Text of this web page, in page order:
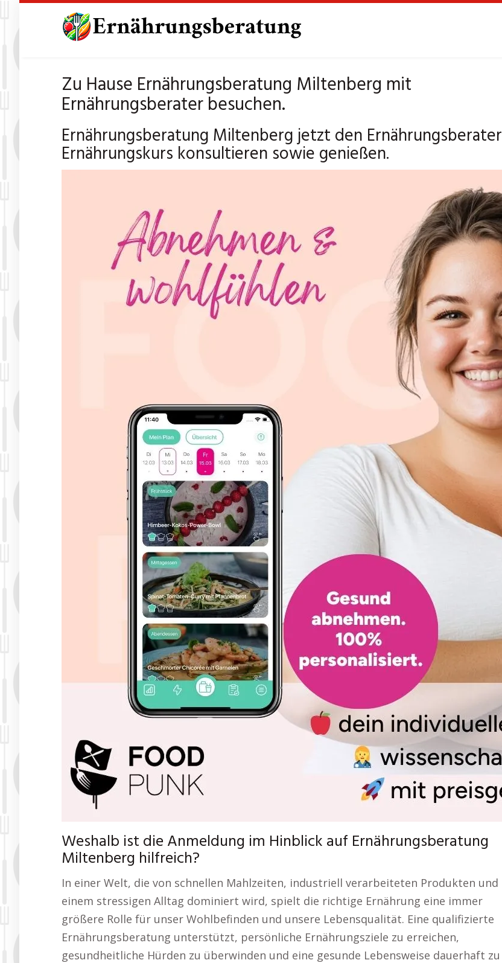
Zu Hause Ernährungsberatung Miltenberg mit
Ernährungsberater besuchen.
Ernährungsberatung Miltenberg jetzt den Ernährungsberater
Ernährungskurs konsultieren sowie genießen.
Weshalb ist die Anmeldung im Hinblick auf Ernährungsberatung
Miltenberg hilfreich?
In einer Welt, die von schnellen Mahlzeiten, industriell verarbeiteten Produkten und
einem stressigen Alltag dominiert wird, spielt die richtige Ernährung eine immer
größere Rolle für unser Wohlbefinden und unsere Lebensqualität. Eine qualifizierte
Ernährungsberatung unterstützt, persönliche Ernährungsziele zu erreichen,
gesundheitliche Hürden zu überwinden und eine gesunde Lebensweise dauerhaft zu